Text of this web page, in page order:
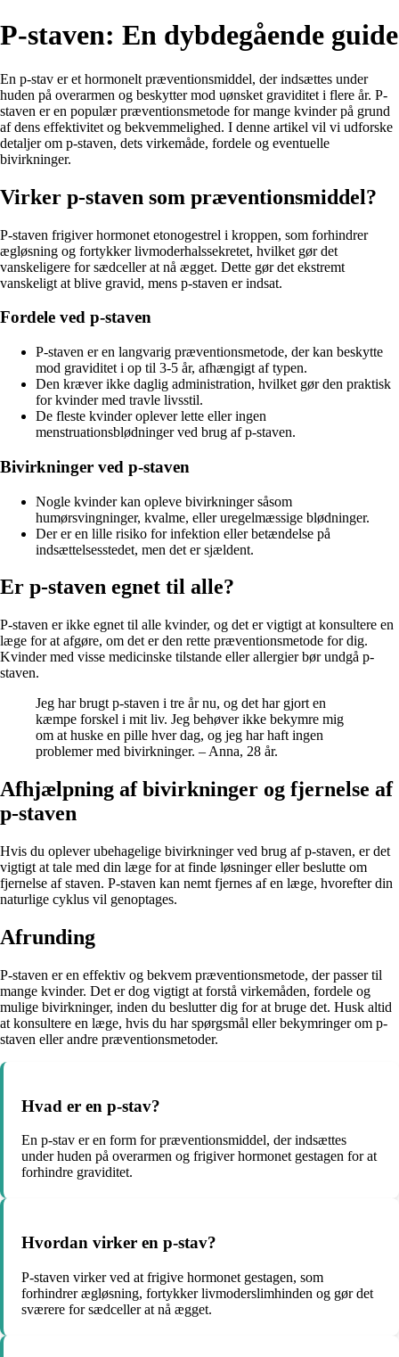
P-staven: En dybdegående guide
En p-stav er et hormonelt præventionsmiddel, der indsættes under
huden på overarmen og beskytter mod uønsket graviditet i flere år. P-
staven er en populær præventionsmetode for mange kvinder på grund
af dens effektivitet og bekvemmelighed. I denne artikel vil vi udforske
detaljer om p-staven, dets virkemåde, fordele og eventuelle
bivirkninger.
Virker p-staven som præventionsmiddel?
P-staven frigiver hormonet etonogestrel i kroppen, som forhindrer
ægløsning og fortykker livmoderhalssekretet, hvilket gør det
vanskeligere for sædceller at nå ægget. Dette gør det ekstremt
vanskeligt at blive gravid, mens p-staven er indsat.
Fordele ved p-staven
P-staven er en langvarig præventionsmetode, der kan beskytte
mod graviditet i op til 3-5 år, afhængigt af typen.
Den kræver ikke daglig administration, hvilket gør den praktisk
for kvinder med travle livsstil.
De fleste kvinder oplever lette eller ingen
menstruationsblødninger ved brug af p-staven.
Bivirkninger ved p-staven
Nogle kvinder kan opleve bivirkninger såsom
humørsvingninger, kvalme, eller uregelmæssige blødninger.
Der er en lille risiko for infektion eller betændelse på
indsættelsesstedet, men det er sjældent.
Er p-staven egnet til alle?
P-staven er ikke egnet til alle kvinder, og det er vigtigt at konsultere en
læge for at afgøre, om det er den rette præventionsmetode for dig.
Kvinder med visse medicinske tilstande eller allergier bør undgå p-
staven.
Jeg har brugt p-staven i tre år nu, og det har gjort en
kæmpe forskel i mit liv. Jeg behøver ikke bekymre mig
om at huske en pille hver dag, og jeg har haft ingen
problemer med bivirkninger. – Anna, 28 år.
Afhjælpning af bivirkninger og fjernelse af
p-staven
Hvis du oplever ubehagelige bivirkninger ved brug af p-staven, er det
vigtigt at tale med din læge for at finde løsninger eller beslutte om
fjernelse af staven. P-staven kan nemt fjernes af en læge, hvorefter din
naturlige cyklus vil genoptages.
Afrunding
P-staven er en effektiv og bekvem præventionsmetode, der passer til
mange kvinder. Det er dog vigtigt at forstå virkemåden, fordele og
mulige bivirkninger, inden du beslutter dig for at bruge det. Husk altid
at konsultere en læge, hvis du har spørgsmål eller bekymringer om p-
staven eller andre præventionsmetoder.
Hvad er en p-stav?
En p-stav er en form for præventionsmiddel, der indsættes
under huden på overarmen og frigiver hormonet gestagen for at
forhindre graviditet.
Hvordan virker en p-stav?
P-staven virker ved at frigive hormonet gestagen, som
forhindrer ægløsning, fortykker livmoderslimhinden og gør det
sværere for sædceller at nå ægget.